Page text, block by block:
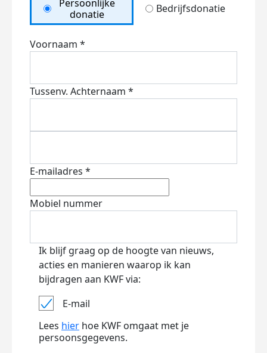
Persoonlijke
donatie
Bedrijfsdonatie
Voornaam *
Tussenv. Achternaam *
E-mailadres *
Mobiel nummer
Ik blijf graag op de hoogte van nieuws,
acties en manieren waarop ik kan
bijdragen aan KWF via:
E-mail
Lees hier hoe KWF omgaat met je
persoonsgegevens.